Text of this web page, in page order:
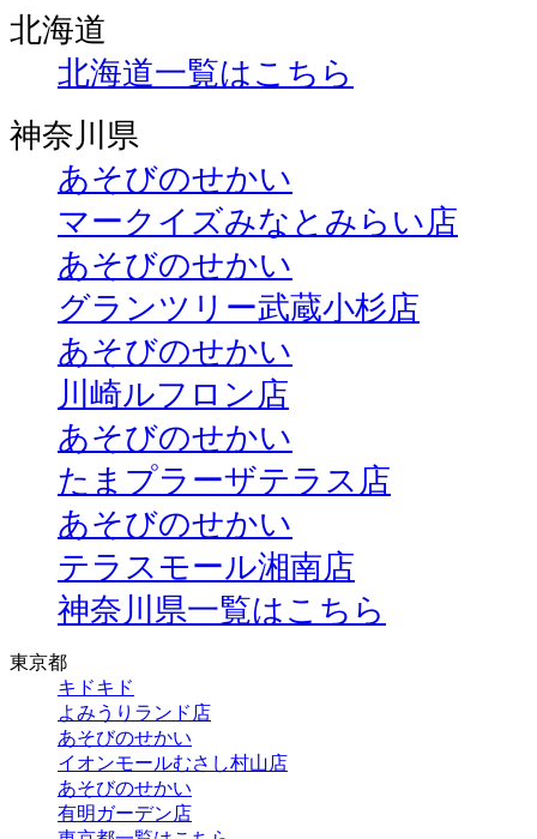
北海道
北海道一覧はこちら
神奈川県
あそびのせかい
マークイズみなとみらい店
あそびのせかい
グランツリー武蔵小杉店
あそびのせかい
川崎ルフロン店
あそびのせかい
たまプラーザテラス店
あそびのせかい
テラスモール湘南店
神奈川県一覧はこちら
東京都
キドキド
よみうりランド店
あそびのせかい
イオンモールむさし村山店
あそびのせかい
有明ガーデン店